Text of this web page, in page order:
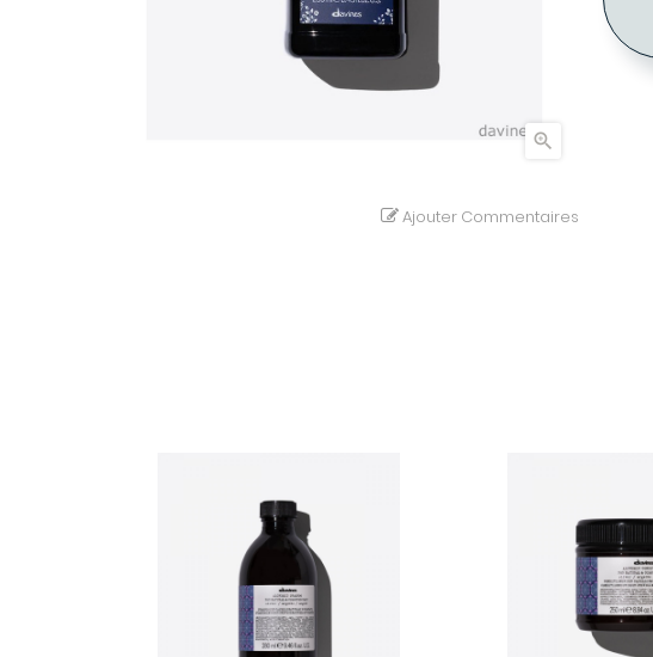

Ajouter Commentaires